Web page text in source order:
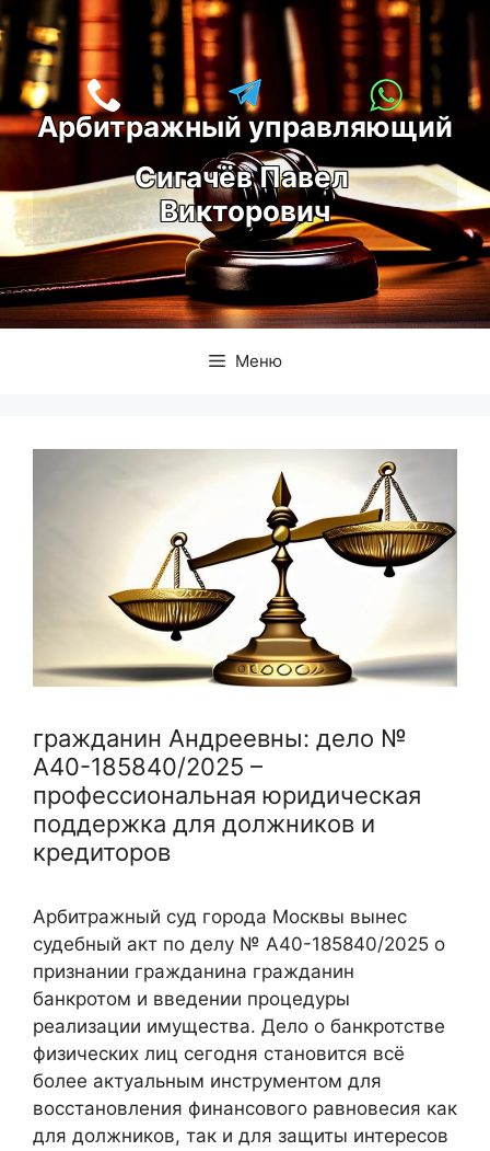
Перейти
к
содержимому
Арбитражный управляющий
Сигачёв Павел
Викторович
Меню
гражданин Андреевны: дело №
А40-185840/2025 –
профессиональная юридическая
поддержка для должников и
кредиторов
Арбитражный суд города Москвы вынес
судебный акт по делу № А40-185840/2025 о
признании гражданина гражданин
банкротом и введении процедуры
реализации имущества. Дело о банкротстве
физических лиц сегодня становится всё
более актуальным инструментом для
восстановления финансового равновесия как
для должников, так и для защиты интересов